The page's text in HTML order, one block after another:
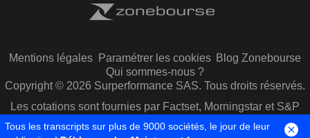
Mentions légales Paramétrer les cookies Blog Zonebourse
Qui sommes-nous ?
Copyright © 2026 Surperformance SAS. Tous droits réservés.
Les cotations sont fournies par Factset, Morningstar et S&P
Capital IQ
Tous les transcripts sur plus de 9000 sociétés, le jour de leur